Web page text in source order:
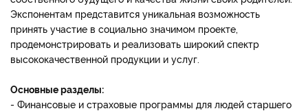
Экспонентам представится уникальная возможность
принять участие в социально значимом проекте,
продемонстрировать и реализовать широкий спектр
высококачественной продукции и услуг.
Основные разделы:
- Финансовые и страховые программы для людей старшего